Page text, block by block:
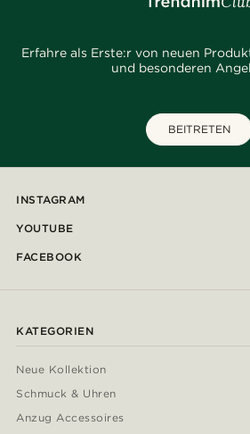
Erfahre als Erste:r von neuen
und besonderen
BEITRETEN
INSTAGRAM
YOUTUBE
FACEBOOK
KATEGORIEN
Neue Kollektion
Schmuck & Uhren
Anzug Accessoires